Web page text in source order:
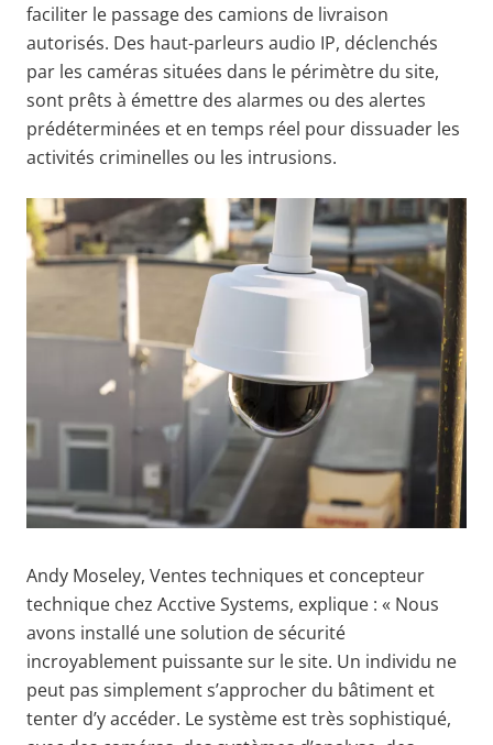
faciliter le passage des camions de livraison
autorisés. Des haut-parleurs audio IP, déclenchés
par les caméras situées dans le périmètre du site,
sont prêts à émettre des alarmes ou des alertes
prédéterminées et en temps réel pour dissuader les
activités criminelles ou les intrusions.
Andy Moseley, Ventes techniques et concepteur
technique chez Acctive Systems, explique : « Nous
avons installé une solution de sécurité
incroyablement puissante sur le site. Un individu ne
peut pas simplement s’approcher du bâtiment et
tenter d’y accéder. Le système est très sophistiqué,